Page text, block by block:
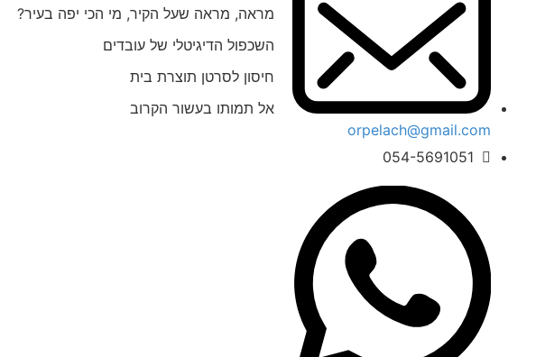
orpelach@gmail.com
054-5691051
מראה, מראה שעל הקיר, מי הכי יפה בעיר?
השכפול הדיגיטלי של עובדים
חיסון לסרטן תוצרת בית
אל תמותו בעשור הקרוב